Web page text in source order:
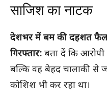
साजिश का नाटक
देशभर में बम की दहशत
गिरफ्तार: बता दें कि आरोपी
बल्कि वह बेहद चालाकी से
कोशिश भी कर रहा था।